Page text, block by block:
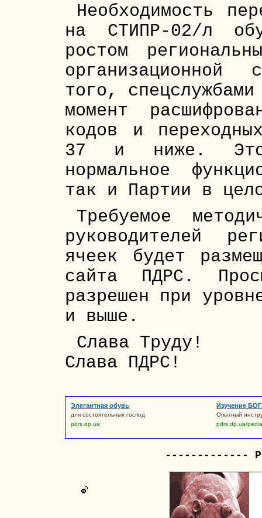
Необходимость
на СТИПР-02/л
ростом
того,
момент
кодов и
37 и ниже. Это
нормальное
так и Партии в
Требуемое
руководителей
ячеек будет
сайта ПДРС.
разрешен при
и выше.
Слава Труду!
Слава ПДРС!
Элегантная обувь
для состоятельных господ
pdrs.dp.ua
Изучение
Опытный
pdrs.dp.ua/pedia
-------------